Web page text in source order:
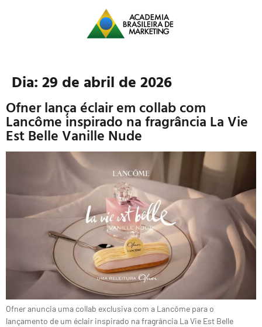
Dia: 29 de abril de 2026
Ofner lança éclair em collab com
Lancôme inspirado na fragrância La Vie
Est Belle Vanille Nude
Ofner anuncia uma collab exclusiva com a Lancôme para o
lançamento de um éclair inspirado na fragrância La Vie Est Belle